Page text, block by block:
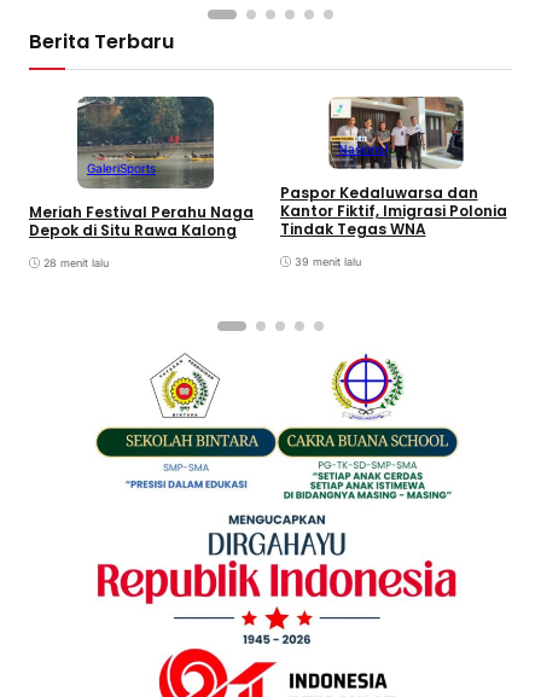
Berita Terbaru
GaleriSports
Meriah Festival Perahu Naga
Depok di Situ Rawa Kalong
28 menit lalu
Nasional
Paspor Kedaluwarsa dan
Kantor Fiktif, Imigrasi Polonia
Tindak Tegas WNA
39 menit lalu